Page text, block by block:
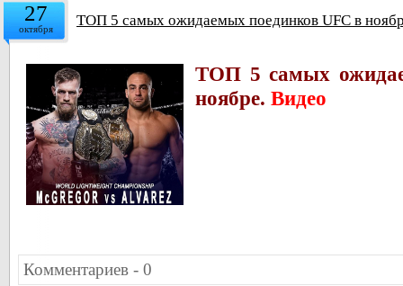
27
октября ТОП 5 самых ожидаемых поединков UFC в
ТОП 5 самых
ноябре. Видео
Комментариев - 0